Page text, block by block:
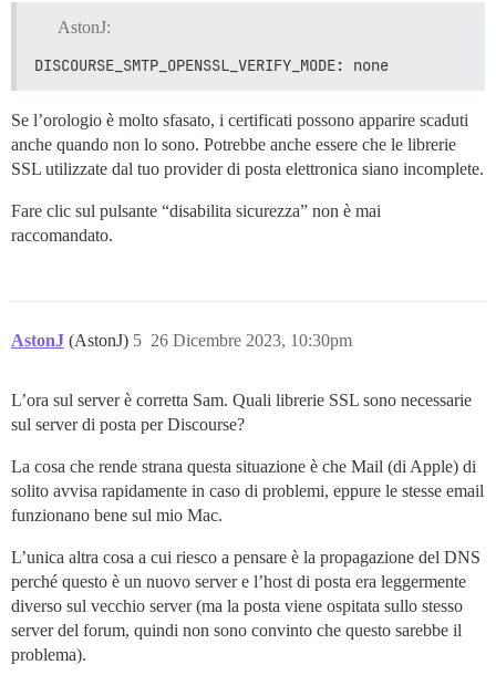
AstonJ:
DISCOURSE_SMTP_OPENSSL_VERIFY_MODE: none
Se l’orologio è molto sfasato, i certificati possono apparire scaduti
anche quando non lo sono. Potrebbe anche essere che le librerie
SSL utilizzate dal tuo provider di posta elettronica siano incomplete.
Fare clic sul pulsante “disabilita sicurezza” non è mai
raccomandato.
AstonJ (AstonJ) 26 Dicembre 2023, 10:30pm
5
L’ora sul server è corretta Sam. Quali librerie SSL sono necessarie
sul server di posta per Discourse?
La cosa che rende strana questa situazione è che Mail (di Apple) di
solito avvisa rapidamente in caso di problemi, eppure le stesse email
funzionano bene sul mio Mac.
L’unica altra cosa a cui riesco a pensare è la propagazione del DNS
perché questo è un nuovo server e l’host di posta era leggermente
diverso sul vecchio server (ma la posta viene ospitata sullo stesso
server del forum, quindi non sono convinto che questo sarebbe il
problema).